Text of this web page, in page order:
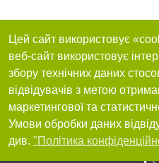
Цей сайт використовує
веб-сайт використовує
збору технічних даних
відвідувачів з метою
маркетингової та
Умови обробки даних
див. "Політика